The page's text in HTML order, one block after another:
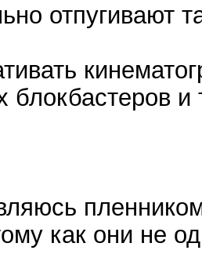
отпугивают
блокбастеров
как они не